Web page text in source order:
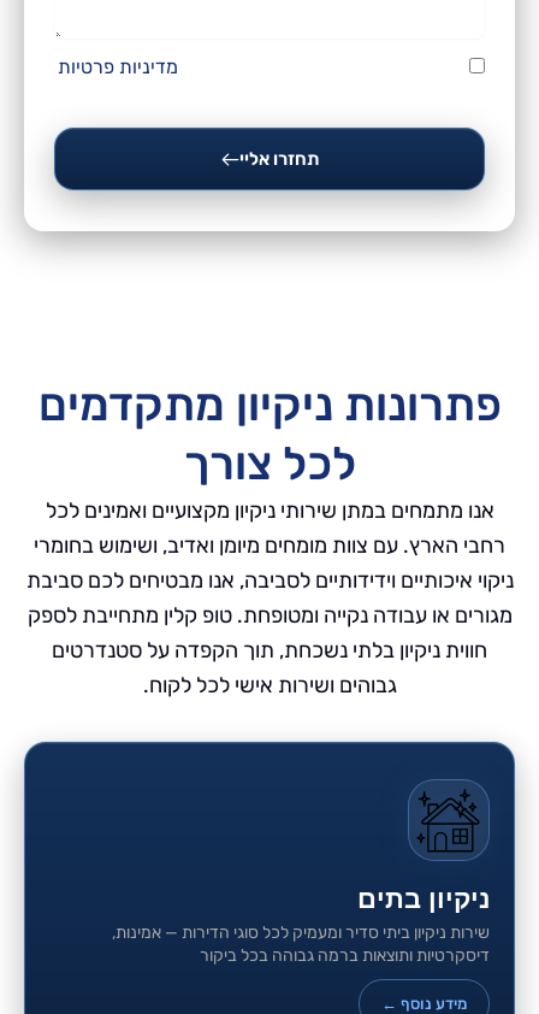
קראתי ואני מסכים/ה לתנאי השימוש
מדיניות פרטיות
תחזרו אליי
פתרונות ניקיון מתקדמים
לכל צורך
אנו מתמחים במתן שירותי ניקיון מקצועיים ואמינים לכל
רחבי הארץ. עם צוות מומחים מיומן ואדיב, ושימוש בחומרי
ניקוי איכותיים וידידותיים לסביבה, אנו מבטיחים לכם סביבת
מגורים או עבודה נקייה ומטופחת. טופ קלין מתחייבת לספק
חווית ניקיון בלתי נשכחת, תוך הקפדה על סטנדרטים
גבוהים ושירות אישי לכל לקוח.
ניקיון בתים
שירות ניקיון ביתי סדיר ומעמיק לכל סוגי הדירות — אמינות,
דיסקרטיות ותוצאות ברמה גבוהה בכל ביקור
מידע נוסף ←